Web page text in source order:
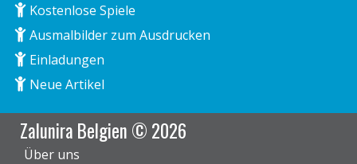
Kostenlose Spiele
Ausmalbilder zum Ausdrucken
Einladungen
Neue Artikel
Zalunira Belgien © 2026
Über uns